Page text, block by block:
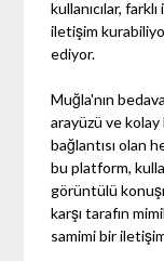
kullanıcılar,
iletişim
ediyor.
Muğla'nın
arayüzü ve kolay
bağlantısı olan
bu platform,
görüntülü
karşı tarafın
samimi bir